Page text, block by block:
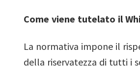
Come viene tutelato il
La normativa impone il
della riservatezza di tutti i